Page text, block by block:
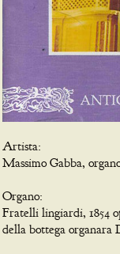
Artista:
Massimo Gabba,
Organo:
Fratelli lingiardi, 1854
della bottega organara